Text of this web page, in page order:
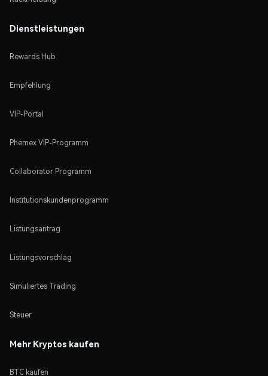
Dienstleistungen
Rewards Hub
Empfehlung
VIP-Portal
Phemex VIP-Programm
Collaborator Programm
Institutionskundenprogramm
Listungsantrag
Listungsvorschlag
Simuliertes Trading
Steuer
Mehr Kryptos kaufen
BTC kaufen